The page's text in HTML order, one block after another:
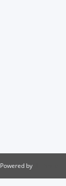
Powered by